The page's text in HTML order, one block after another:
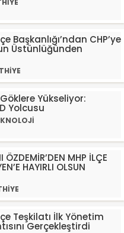
Başkanlığı’ndan CHP’ye
Üstünlüğünden
Yükseliyor:
Yolcusu
ÖZDEMİR’DEN MHP İLÇE
HAYIRLI OLSUN
Teşkilatı İlk Yönetim
Gerçekleştirdi